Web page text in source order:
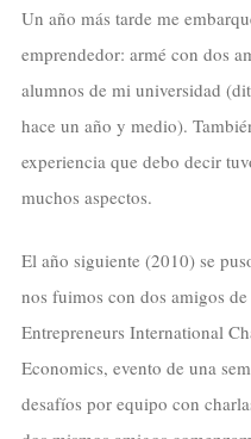
Un año más tarde me
emprendedor: armé con dos
alumnos de mi universidad
hace un año y medio).
experiencia que debo decir
muchos aspectos.
El año siguiente (2010) se
nos fuimos con dos amigos
Entrepreneurs International
Economics, evento de una
desafíos por equipo con